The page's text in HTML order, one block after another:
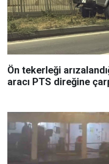
Ön tekerleği
aracı PTS direğine